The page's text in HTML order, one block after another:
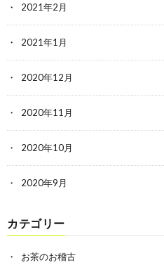
2021年2月
2021年1月
2020年12月
2020年11月
2020年10月
2020年9月
カテゴリー
お茶のお稽古